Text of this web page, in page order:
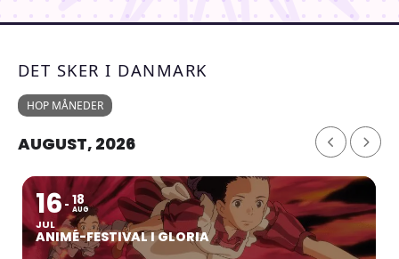
DET SKER I DANMARK
HOP MÅNEDER
AUGUST, 2026
16
JUL
18
AUG
ANIMÉ-FESTIVAL I GLORIA